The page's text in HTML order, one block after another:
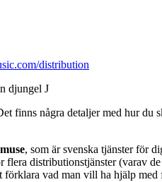
distribution
djungel J
finns några detaljer med hur du
, som är svenska tjänster för
distributionstjänster (varav
vad man vill ha hjälp